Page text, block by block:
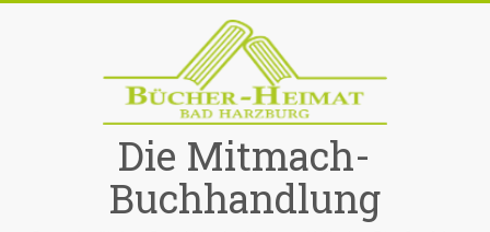
Die Mitmach-
Buchhandlung